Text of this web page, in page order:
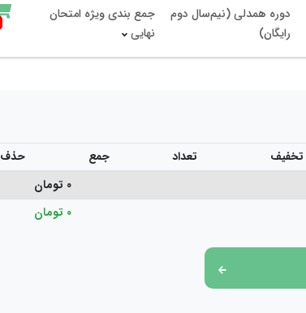
دوره همدلی (نیم‌سال دوم
رایگان)
جمع بندی ویژه امتحان
نهایی
تخفیف تعداد جمع
حذف
0 تومان
0 تومان